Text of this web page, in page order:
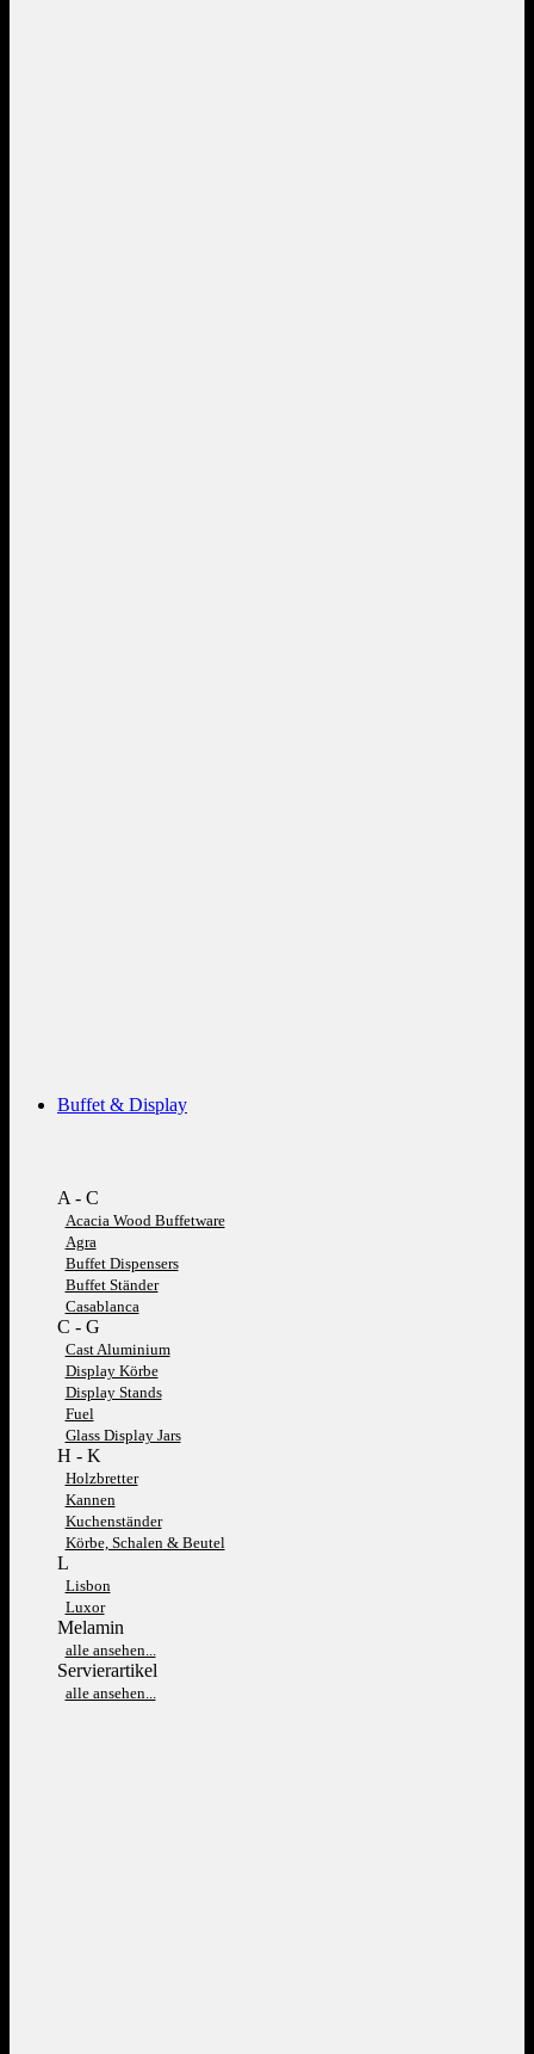
Buffet & Display
A - C
Acacia Wood Buffetware
Agra
Buffet Dispensers
Buffet Ständer
Casablanca
C - G
Cast Aluminium
Display Körbe
Display Stands
Fuel
Glass Display Jars
H - K
Holzbretter
Kannen
Kuchenständer
Körbe, Schalen & Beutel
L
Lisbon
Luxor
Melamin
alle ansehen...
Servierartikel
alle ansehen...